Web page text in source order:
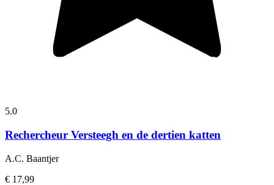
5.0
Rechercheur Versteegh en de dertien katten
A.C. Baantjer
€ 17,99